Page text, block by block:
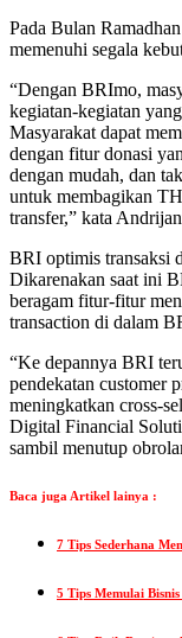
Pada Bulan
memenuhi segala
“Dengan BRImo,
kegiatan-kegiatan
Masyarakat dapat
dengan fitur donasi
dengan mudah, dan
untuk membagikan
transfer,” kata
BRI optimis transaksi
Dikarenakan saat ini
beragam fitur-fitur
transaction di dalam
“Ke depannya BRI
pendekatan customer
meningkatkan cross-
Digital Financial
sambil menutup
Baca juga Artikel lainya :
7 Tips Sederhana
5 Tips Memulai